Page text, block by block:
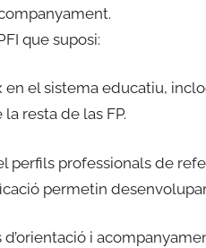
que suposi:
en el sistema educatiu,
resta de las FP.
perfils professionals de
permetin
i